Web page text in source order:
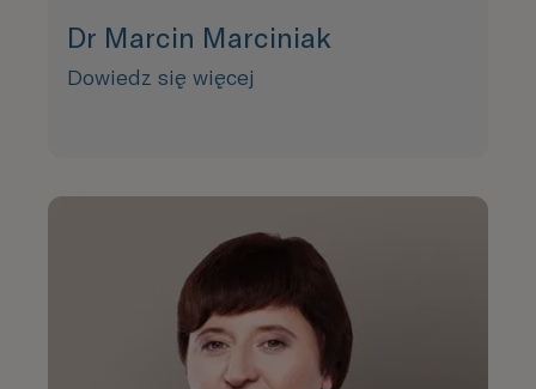
Dr Marcin Marciniak
Dowiedz się więcej